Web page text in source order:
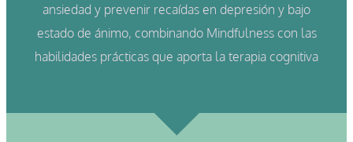
ansiedad y prevenir recaídas en depresión y bajo
estado de ánimo, combinando Mindfulness con las
habilidades prácticas que aporta la terapia cognitiva